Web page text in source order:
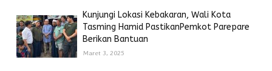
Kunjungi Lokasi Kebakaran, Wali Kota
Tasming Hamid PastikanPemkot Parepare
Berikan Bantuan
Maret 3, 2025